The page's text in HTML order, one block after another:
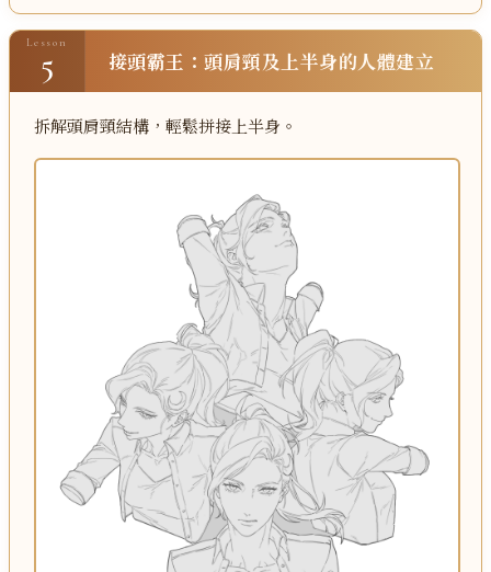
Lesson
5 接頭霸王：頭肩頸及上半身的人體建立
拆解頭肩頸結構，輕鬆拼接上半身。